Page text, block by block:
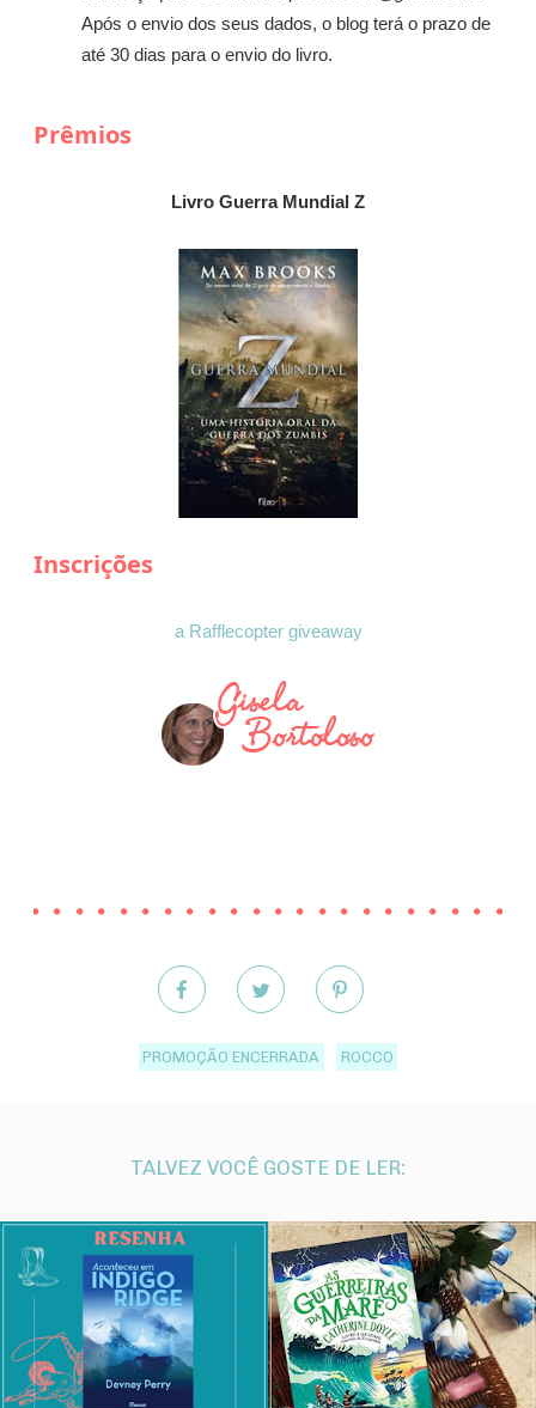
Após o envio dos seus dados, o blog terá o prazo de
até 30 dias para o envio do livro.
Prêmios
Livro Guerra Mundial Z
Inscrições
a Rafflecopter giveaway
PROMOÇÃO ENCERRADA ROCCO
TALVEZ VOCÊ GOSTE DE LER: